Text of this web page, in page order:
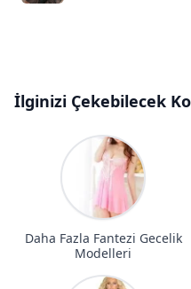
İlginizi Çekebilecek
Daha Fazla Fantezi Gecelik
Modelleri